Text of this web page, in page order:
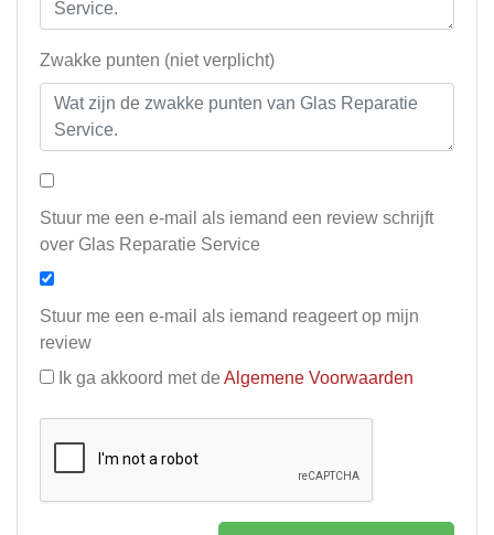
Zwakke punten (niet verplicht)
Stuur me een e-mail als iemand een review schrijft
over Glas Reparatie Service
Stuur me een e-mail als iemand reageert op mijn
review
Ik ga akkoord met de Algemene Voorwaarden